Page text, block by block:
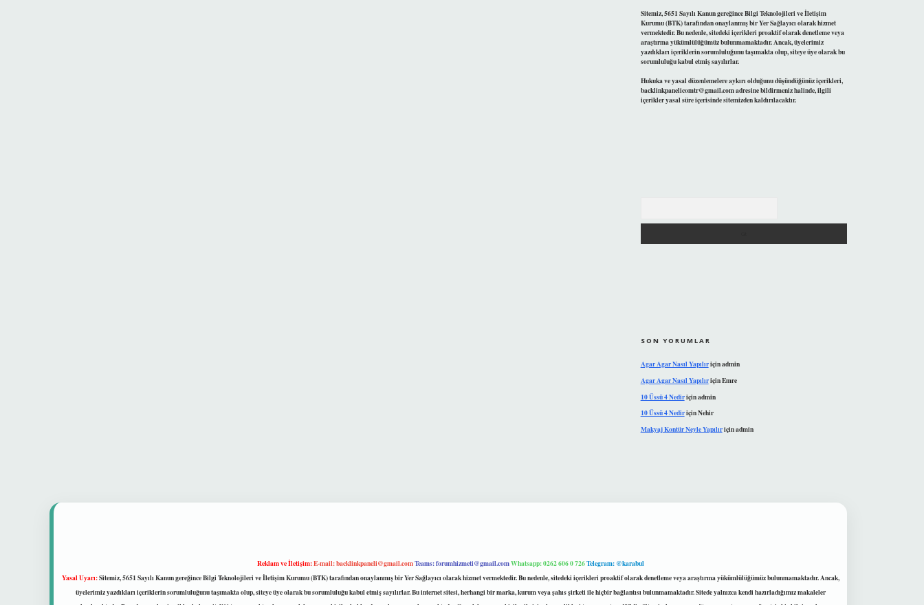
Sitemiz, 5651 Sayılı Kanun gereğince Bilgi Teknolojileri ve İletişim
Kurumu (BTK) tarafından onaylanmış bir Yer Sağlayıcı olarak hizmet
vermektedir. Bu nedenle, sitedeki içerikleri proaktif olarak denetleme veya
araştırma yükümlülüğümüz bulunmamaktadır. Ancak, üyelerimiz
yazdıkları içeriklerin sorumluluğunu taşımakta olup, siteye üye olarak bu
sorumluluğu kabul etmiş sayılırlar.
Hukuka ve yasal düzenlemelere aykırı olduğunu düşündüğünüz içerikleri,
backlinkpanelicomtr@gmail.comadresine bildirmeniz halinde, ilgili
içerikler yasal süre içerisinde sitemizden kaldırılacaktır.
SON YORUMLAR
Agar Agar Nasıl Yapılıriçinadmin
Agar Agar Nasıl YapılıriçinEmre
10 Üssü 4 Nediriçinadmin
10 Üssü 4 NediriçinNehir
Makyaj Kontür Neyle Yapılıriçinadmin
Reklam ve İletişim:E-mail:backlinkpaneli@gmail.comTeams:forumhizmeti@gmail.comWhatsapp: 0262 606 0 726Telegram: @karabul
Yasal Uyarı:Sitemiz, 5651 Sayılı Kanun gereğince Bilgi Teknolojileri ve İletişim Kurumu (BTK) tarafından onaylanmış bir Yer Sağlayıcı olarak hizmet vermektedir. Bu nedenle, sitedeki içerikleri proaktif olarak denetleme veya araştırma yükümlülüğümüz bulunmamaktadır. Ancak,
üyelerimiz yazdıkları içeriklerin sorumluluğunu taşımakta olup, siteye üye olarak bu sorumluluğu kabul etmiş sayılırlar. Bu internet sitesi, herhangi bir marka, kurum veya şahıs şirketi ile hiçbir bağlantısı bulunmamaktadır. Sitede yalnızca kendi hazırladığımız makaleler